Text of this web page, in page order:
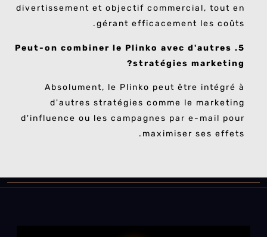
divertissement et objectif commercial, tout en
gérant efficacement les coûts.
5. Peut-on combiner le Plinko avec d'autres
stratégies marketing?
Absolument, le Plinko peut être intégré à
d'autres stratégies comme le marketing
d'influence ou les campagnes par e-mail pour
maximiser ses effets.